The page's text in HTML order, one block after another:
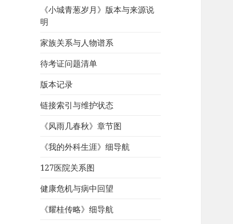
《小城青葱岁月》版本与来源说
明
家族关系与人物谱系
待考证问题清单
版本记录
链接索引与维护状态
《风雨几春秋》章节图
《我的外科生涯》细导航
127医院关系图
健康危机与病中回望
《耀桂传略》细导航